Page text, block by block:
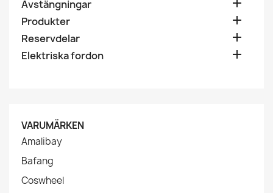
Avstängningar 
Produkter 
Reservdelar 
Elektriska fordon 
VARUMÄRKEN
Amalibay
Bafang
Coswheel